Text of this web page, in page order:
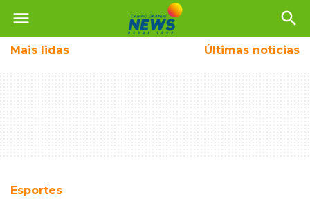
menu search
Mais lidas Últimas notícias
Esportes